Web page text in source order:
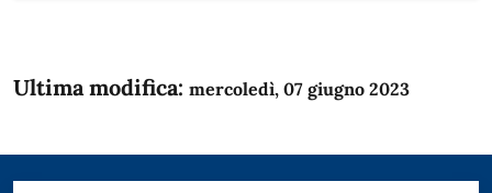
Ultima modifica: mercoledì, 07 giugno 2023